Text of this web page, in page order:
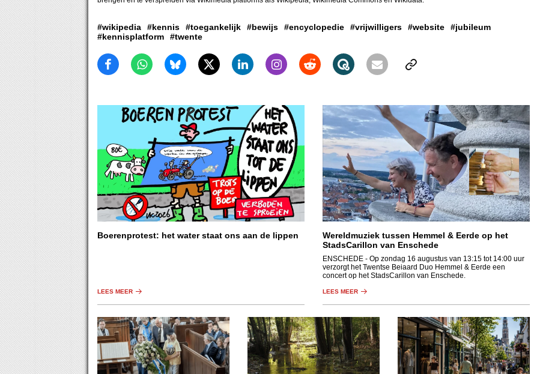
#wikipedia #kennis #toegankelijk #bewijs #encyclopedie #vrijwilligers #website
#jubileum
#kennisplatform
#twente
Boerenprotest: het water staat ons aan de lippen
LEES MEER
Wereldmuziek tussen Hemmel & Eerde op het
StadsCarillon van Enschede
ENSCHEDE - Op zondag 16 augustus van 13:15 tot 14:00 uur
verzorgt het Twentse Beiaard Duo Hemmel & Eerde een
concert op het StadsCarillon van Enschede.
LEES MEER